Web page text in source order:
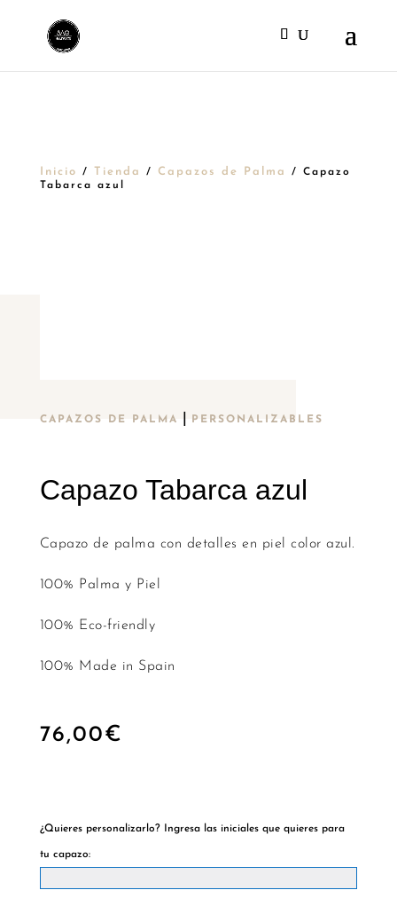
Inicio / Tienda / Capazos de Palma
/ Capazo
Tabarca azul
CAPAZOS DE PALMA PERSONALIZABLES
Capazo Tabarca azul
Capazo de palma con detalles en piel color azul.
100% Palma y Piel
100% Eco-friendly
100% Made in Spain
76,00€
¿Quieres personalizarlo? Ingresa las iniciales que quieres para
tu capazo: